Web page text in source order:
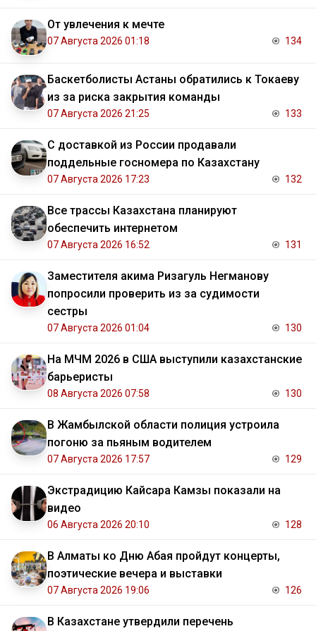
От увлечения к мечте
07 Августа 2026 01:18 134
Баскетболисты Астаны обратились к Токаеву
из за риска закрытия команды
07 Августа 2026 21:25 133
С доставкой из России продавали
поддельные госномера по Казахстану
07 Августа 2026 17:23 132
Все трассы Казахстана планируют
обеспечить интернетом
07 Августа 2026 16:52 131
Заместителя акима Ризагуль Негманову
попросили проверить из за судимости
сестры
07 Августа 2026 01:04 130
На МЧМ 2026 в США выступили казахстанские
барьеристы
08 Августа 2026 07:58 130
В Жамбылской области полиция устроила
погоню за пьяным водителем
07 Августа 2026 17:57 129
Экстрадицию Кайсара Камзы показали на
видео
06 Августа 2026 20:10 128
В Алматы ко Дню Абая пройдут концерты,
поэтические вечера и выставки
07 Августа 2026 19:06 126
В Казахстане утвердили перечень